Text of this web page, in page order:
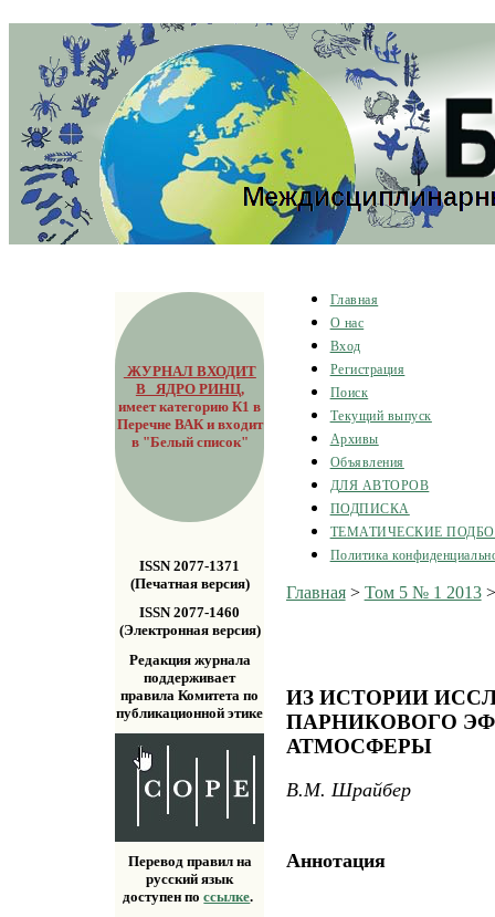
ЖУРНАЛ ВХОДИТ
В ЯДРО РИНЦ,
имеет категорию К1 в
Перечне ВАК и входит
в "Белый список"
ISSN 2077-1371
(Печатная версия)
ISSN 2077-1460
(Электронная версия)
Редакция журнала
поддерживает
правила Комитета по
публикационной этике
Перевод правил на
русский язык
доступен поссылке.
Главная
О нас
Вход
Регистрация
Поиск
Текущий выпуск
Архивы
Объявления
ДЛЯ АВТОРОВ
ПОДПИСКА
ТЕМАТИЧЕСКИЕ
Политика
Главная> Том 5 № 1 2013
ИЗ ИСТОРИИ
ПАРНИКОВОГО
АТМОСФЕРЫ
В.М. Шрайбер
Аннотация